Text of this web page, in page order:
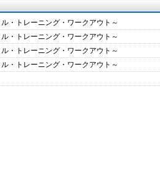
・トレーニング・ワークアウト～
・トレーニング・ワークアウト～
・トレーニング・ワークアウト～
・トレーニング・ワークアウト～